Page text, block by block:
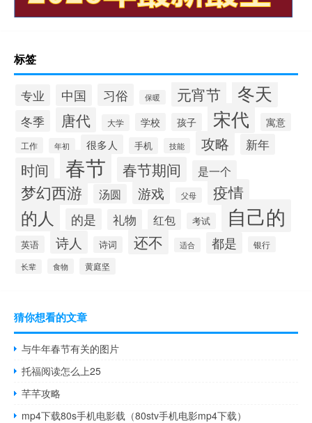
标签
专业 中国 习俗 保暖 元宵节 冬天
冬季 唐代 大学 学校 孩子 宋代 寓意
工作 年初 很多人 手机 技能 攻略 新年
时间 春节 春节期间 是一个
梦幻西游 汤圆 游戏 父母 疫情
的人 的是 礼物 红包 考试 自己的
英语 诗人 诗词 还不 适合 都是 银行
长辈 食物 黄庭坚
猜你想看的文章
与牛年春节有关的图片
托福阅读怎么上25
芊芊攻略
mp4下载80s手机电影载（80stv手机电影mp4下载）